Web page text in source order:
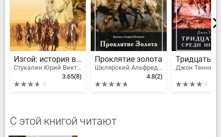
Изгой: история воина
Стукалин Юрий Викторович
3.65(8)
Проклятие золота
Шклярский Альфред Alfred Szklarski, Шклярская Кристина
4.8(2)
Джон Теннер
С этой книгой читают